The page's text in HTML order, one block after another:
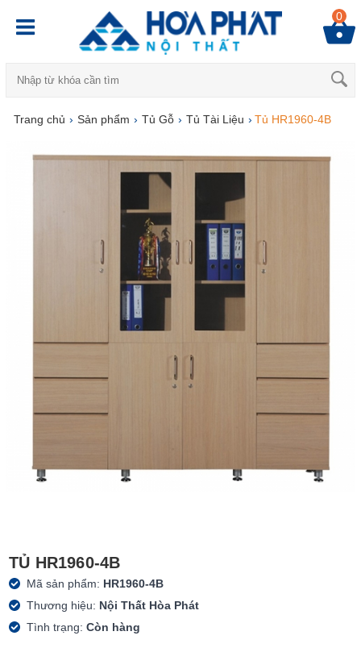
0
Trang chủ › Sản phẩm › Tủ Gỗ › Tủ Tài Liệu › Tủ HR1960-4B
TỦ HR1960-4B
Mã sản phẩm: HR1960-4B
Thương hiệu: Nội Thất Hòa Phát
Tình trạng:Còn hàng